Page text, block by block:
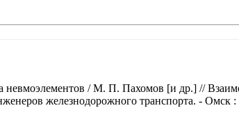
/ М. П. Пахомов [и др.] //
железнодорожного транспорта. -